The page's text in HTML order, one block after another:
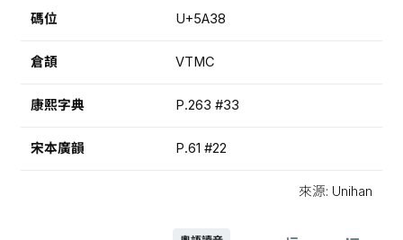
碼位 U+5A38
倉頡 VTMC
康熙字典 P.263 #33
宋本廣韻 P.61 #22
來源: Unihan